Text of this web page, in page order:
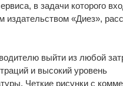
в задачи которого
издательством «Диез»,
выйти из любой
и высокий уровень
Четкие рисунки с